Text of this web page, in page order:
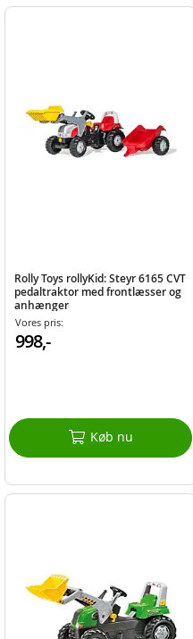
Rolly Toys rollyKid: Steyr 6165 CVT
pedaltraktor med frontlæsser og
anhænger
Vores pris:
998,-
Køb nu